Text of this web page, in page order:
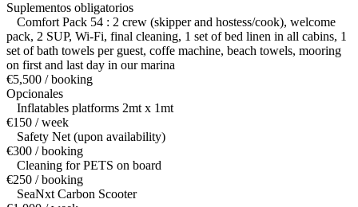
Suplementos obligatorios
Comfort Pack 54 : 2 crew (skipper and hostess/cook), welcome
pack, 2 SUP, Wi-Fi, final cleaning, 1 set of bed linen in all cabins, 1
set of bath towels per guest, coffe machine, beach towels, mooring
on first and last day in our marina
€5,500 / booking
Opcionales
Inflatables platforms 2mt x 1mt
€150 / week
Safety Net (upon availability)
€300 / booking
Cleaning for PETS on board
€250 / booking
SeaNxt Carbon Scooter